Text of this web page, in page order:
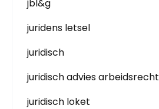
jbl&g
juridens letsel
juridisch
juridisch advies arbeidsrecht
juridisch loket